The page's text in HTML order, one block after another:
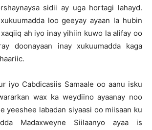
sidii ay uga hortagi lahayd.
loo geeyay ayaan la hubin
ah iyo inay yihiin kuwo la alifay oo
doonayaan inay xukuumadda kaga
iyo Cabdicasiis Samaale oo aanu isku
wax ka weydiino ayaanay noo
yeeshee labadan siyaasi oo miisaan ku
Madaxweyne Siilaanyo ayaa is